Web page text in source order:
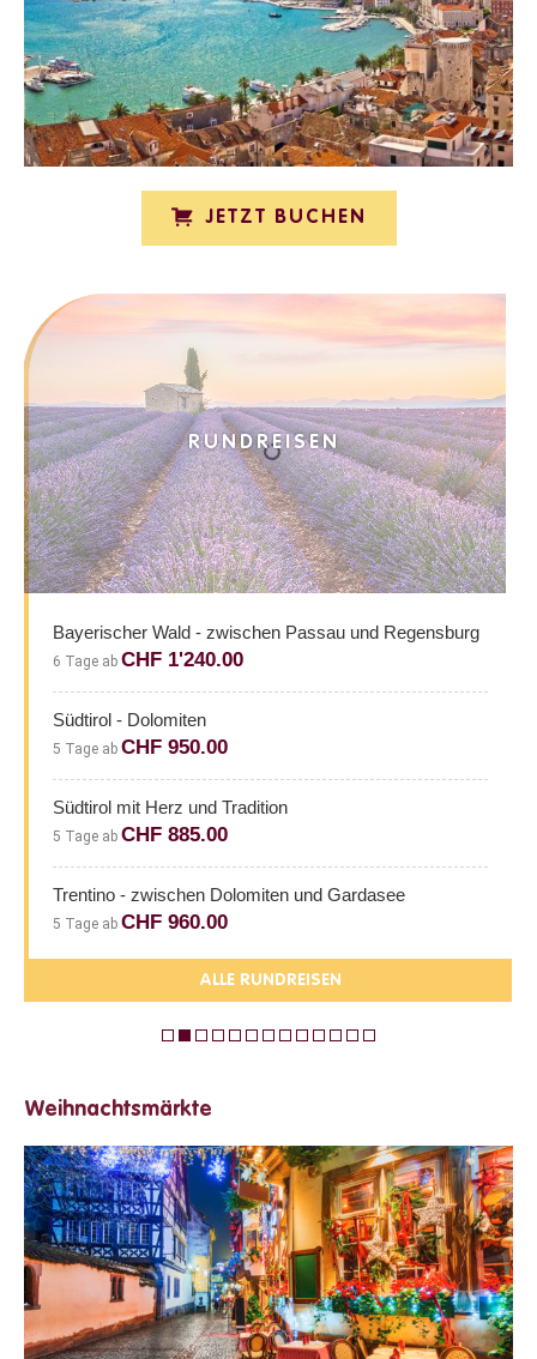
JETZT BUCHEN
RUNDREISEN
Bayerischer Wald - zwischen Passau und Regensburg
6 Tage ab CHF 1'240.00
Südtirol - Dolomiten
5 Tage ab CHF 950.00
Südtirol mit Herz und Tradition
5 Tage ab CHF 885.00
Trentino - zwischen Dolomiten und Gardasee
5 Tage ab CHF 960.00
ALLE RUNDREISEN
Weihnachtsmärkte